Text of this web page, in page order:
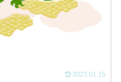
2023.01.15